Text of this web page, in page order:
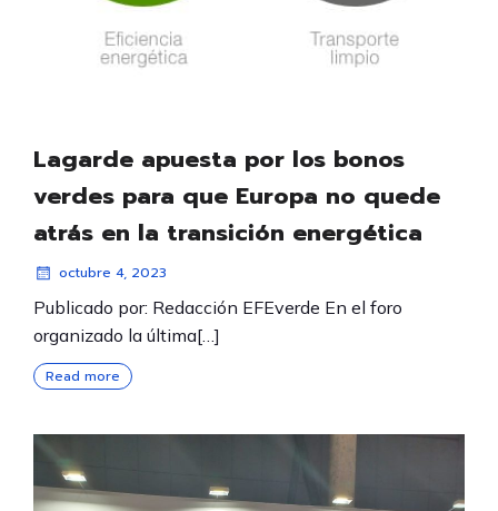
Lagarde apuesta por los bonos
verdes para que Europa no quede
atrás en la transición energética
octubre 4, 2023
Publicado por: Redacción EFEverde En el foro
organizado la última[…]
Read more